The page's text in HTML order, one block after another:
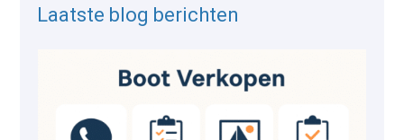
Laatste blog berichten